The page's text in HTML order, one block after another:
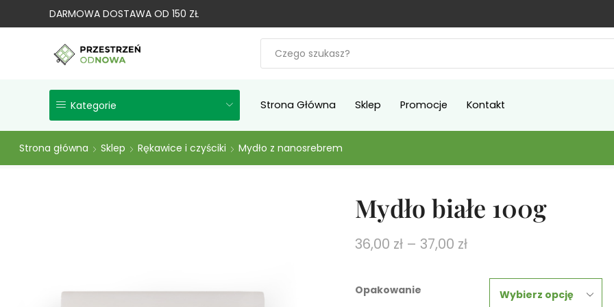
DARMOWA DOSTAWA OD 150 ZŁ
Kategorie Strona Główna Sklep Promocje Kontakt
Strona główna Sklep Rękawice i czyściki Mydło z nanosrebrem
Mydło białe 100g
36,00 zł – 37,00 zł
Opakowanie